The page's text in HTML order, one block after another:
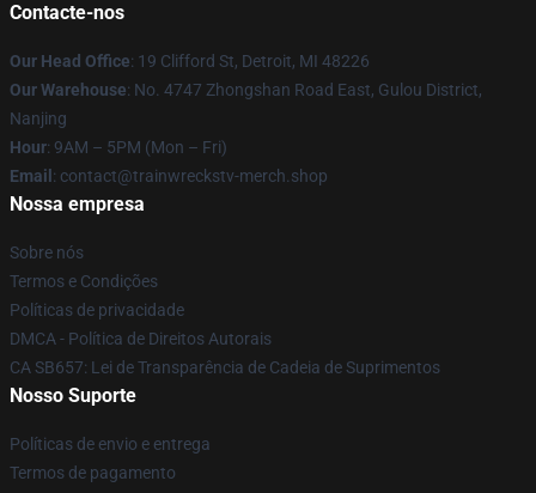
Contacte-nos
Our Head Office: 19 Clifford St, Detroit, MI 48226
Our Warehouse: No. 4747 Zhongshan Road East, Gulou District,
Nanjing
Hour: 9AM – 5PM (Mon – Fri)
Email : contact@trainwreckstv-merch.shop
Nossa empresa
Sobre nós
Termos e Condições
Políticas de privacidade
DMCA - Política de Direitos Autorais
CA SB657: Lei de Transparência de Cadeia de Suprimentos
Nosso Suporte
Políticas de envio e entrega
Termos de pagamento